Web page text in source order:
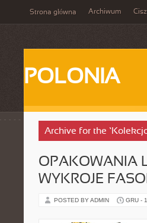
Strona główna Archiwum
POLONIA
Archive for the
OPAKOWANIA
WYKROJE
POSTED BY ADMIN GRU -